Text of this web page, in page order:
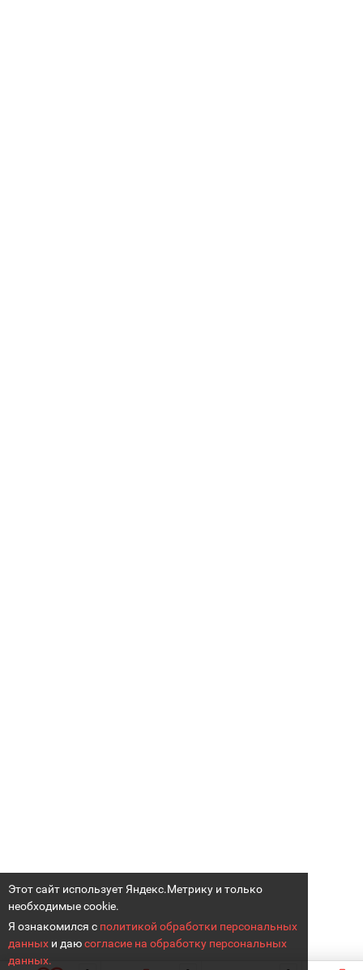
Этот сайт использует Яндекс.Метрику и только
необходимые cookie.
Я ознакомился с политикой обработки персональных
данных и даюсогласие на обработку персональных
данных.